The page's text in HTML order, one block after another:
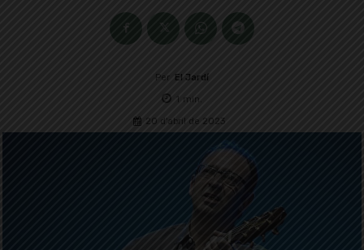
Per El Jardí
1 min.
20 d'abril de 2023